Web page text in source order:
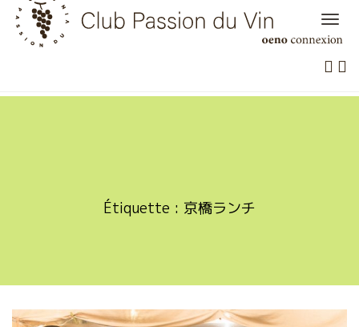
Skip
content
Étiquette : 京橋ランチ